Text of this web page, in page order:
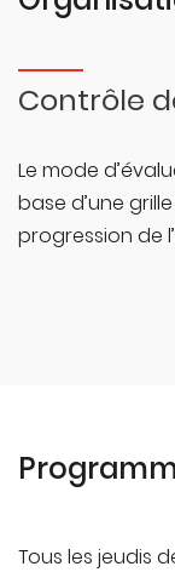
Contrôle
Le mode
base d’une
progression de
Tous les jeudis